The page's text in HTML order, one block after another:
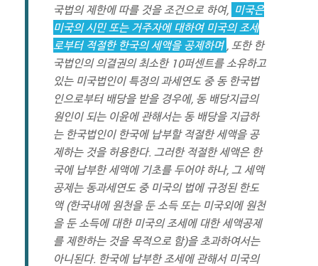
국법의 제한에 따를 것을 조건으로 하여, 미국은
미국의 시민 또는 거주자에 대하여 미국의 조세
로부터 적절한 한국의 세액을 공제하며, 또한 한
국법인의 의결권의 최소한 10퍼센트를 소유하고
있는 미국법인이 특정의 과세연도 중 동 한국법
인으로부터 배당을 받을 경우에, 동 배당지급의
원인이 되는 이윤에 관해서는 동 배당을 지급하
는 한국법인이 한국에 납부할 적절한 세액을 공
제하는 것을 허용한다. 그러한 적절한 세액은 한
국에 납부한 세액에 기초를 두어야 하나, 그 세액
공제는 동과세연도 중 미국의 법에 규정된 한도
액 (한국내에 원천을 둔 소득 또는 미국외에 원천
을 둔 소득에 대한 미국의 조세에 대한 세액공제
를 제한하는 것을 목적으로 함)을 초과하여서는
아니된다. 한국에 납부한 조세에 관해서 미국의